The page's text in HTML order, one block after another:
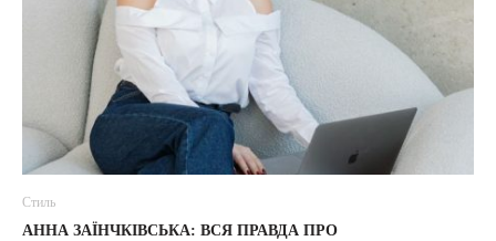
Стиль
АННА ЗАЇНЧКІВСЬКА: ВСЯ ПРАВДА ПРО